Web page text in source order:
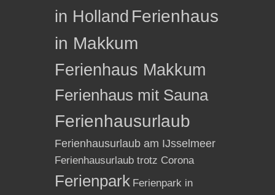
in Holland Ferienhaus
in Makkum
Ferienhaus Makkum
Ferienhaus mit Sauna
Ferienhausurlaub
Ferienhausurlaub am IJsselmeer
Ferienhausurlaub trotz Corona
Ferienpark Ferienpark in